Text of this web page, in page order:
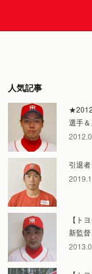
人気記事
選手
引退
【ト
新監